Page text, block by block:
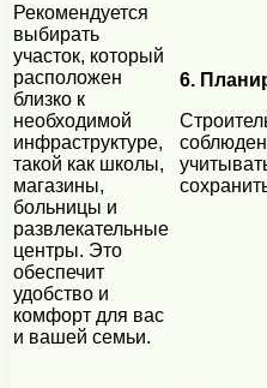
Рекомендуется
выбирать
участок, который
расположен
близко к
необходимой
инфраструктуре,
такой как школы,
магазины,
больницы и
развлекательные
центры. Это
обеспечит
удобство и
комфорт для вас
и вашей семьи.
6.